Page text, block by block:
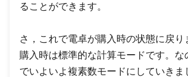
ることができます。
さ，これで電卓が購入時の状態に戻り
購入時は標準的な計算モードです。な
でいよいよ複素数モードにしていきま